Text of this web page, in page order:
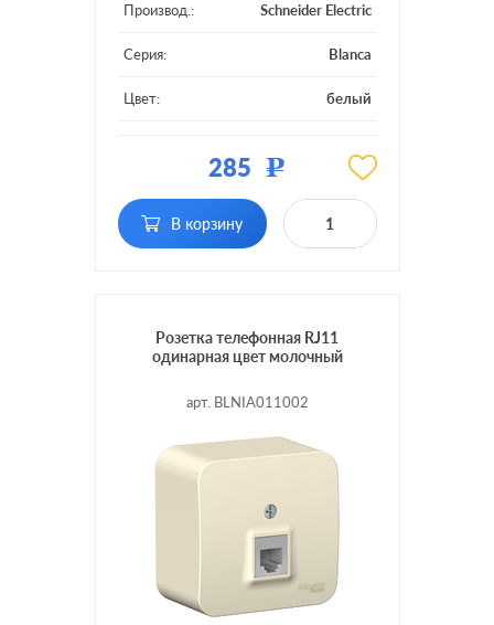
Производ.: Schneider Electric
Серия: Blanca
Цвет: белый
285 Р
В корзину
Розетка телефонная RJ11
одинарная цвет молочный
арт. BLNIA011002